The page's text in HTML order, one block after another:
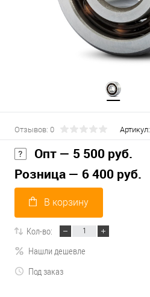
Отзывов: 0 Артикул:
Опт — 5 500 руб.
Розница — 6 400 руб.
В корзину
Кол-во:
Нашли дешевле
Под заказ